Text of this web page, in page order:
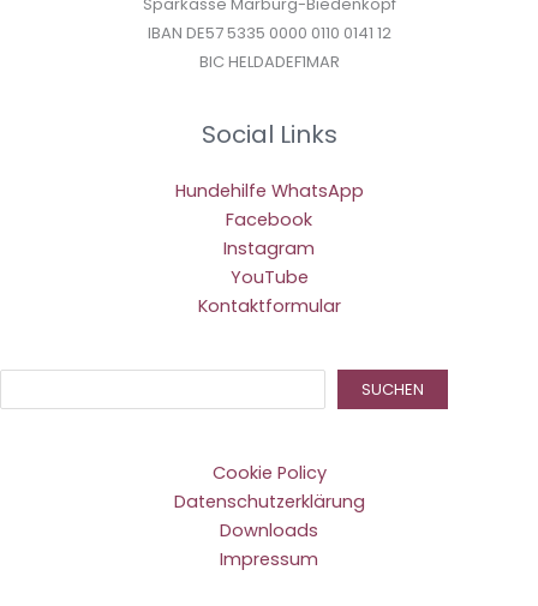
IBAN DE57 5335 0000 0110 0141 12
BIC HELDADEF1MAR
Social Links
Hundehilfe WhatsApp
Facebook
Instagram
YouTube
Kontaktformular
SUCHEN
Cookie Policy
Datenschutzerklärung
Downloads
Impressum